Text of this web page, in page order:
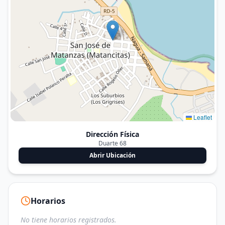
Leaflet
Dirección Física
Duarte 68
Abrir Ubicación
Horarios
No tiene horarios registrados.